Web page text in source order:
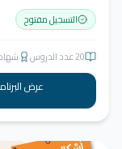
التسجيل مفتوح
20عدد الدروس
عرض